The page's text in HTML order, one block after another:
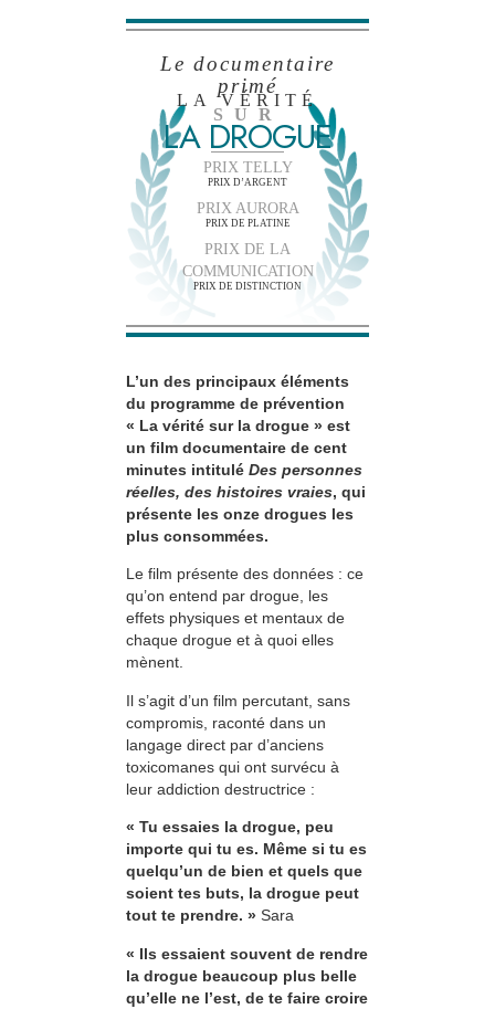
Le documentaire
primé
LA VÉRITÉ
SUR
LA DROGUE
PRIX TELLY
PRIX D’ARGENT
PRIX AURORA
PRIX DE PLATINE
PRIX DE LA
COMMUNICATION
PRIX DE DISTINCTION
L’un des principaux éléments
du programme de prévention
« La vérité sur la drogue » est
un film documentaire de cent
minutes intitulé Des personnes
réelles, des histoires vraies, qui
présente les onze drogues les
plus consommées.
Le film présente des données : ce
qu’on entend par drogue, les
effets physiques et mentaux de
chaque drogue et à quoi elles
mènent.
Il s’agit d’un film percutant, sans
compromis, raconté dans un
langage direct par d’anciens
toxicomanes qui ont survécu à
leur addiction destructrice :
« Tu essaies la drogue, peu
importe qui tu es. Même si tu es
quelqu’un de bien et quels que
soient tes buts, la drogue peut
tout te prendre. » Sara
« Ils essaient souvent de rendre
la drogue beaucoup plus belle
qu’elle ne l’est, de te faire croire